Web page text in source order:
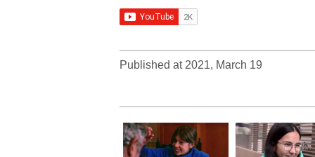
Published at 2021, March 19